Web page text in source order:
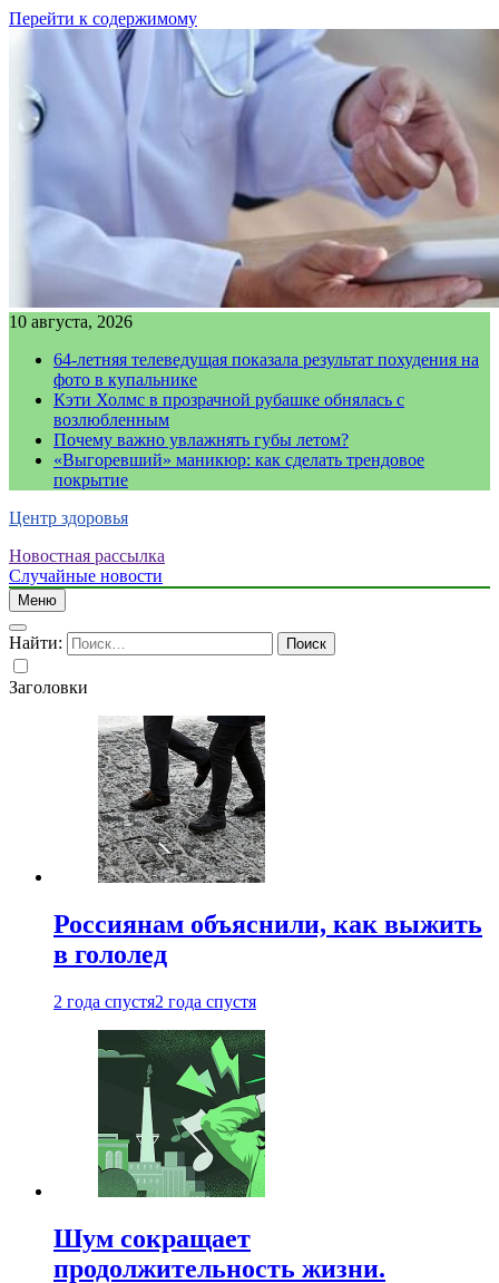
Перейти к содержимому
10 августа, 2026
64-летняя телеведущая показала результат похудения на
фото в купальнике
Кэти Холмс в прозрачной рубашке обнялась с
возлюбленным
Почему важно увлажнять губы летом?
«Выгоревший» маникюр: как сделать трендовое
покрытие
Центр здоровья
Новостная рассылка
Случайные новости
Меню
Найти:
Заголовки
Россиянам объяснили, как выжить
в гололед
2 года спустя2 года спустя
Шум сокращает
продолжительность жизни.